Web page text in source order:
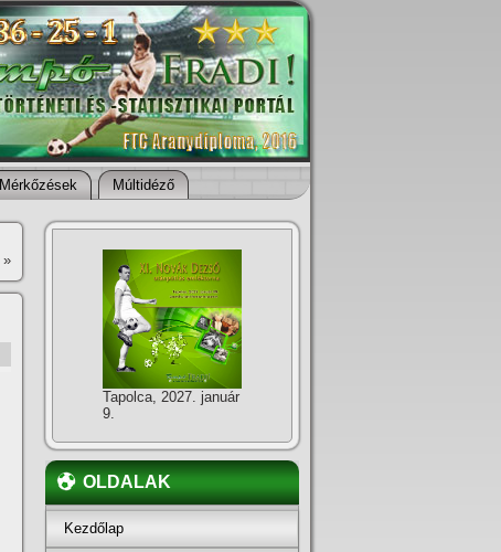
Mérkőzések Múltidéző
»
Tapolca, 2027. január
9.
OLDALAK
Kezdőlap